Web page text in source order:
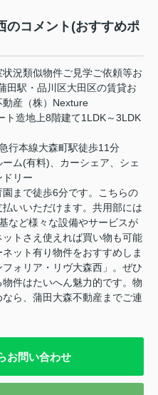
のコメント(おすすめポ
況類似物件ご見学ご依頼等お
田駅・品川区大田区の賃貸お
動産（株）Nexture
造地上8階建て1LDK～3LDK
行本線大森町駅徒歩11分
ム(有料)、カーシェア、シェ
ドリー
まで徒歩6分です。こちらの
いいただけます。共用部には
など様々な設備やサービスが
トさえ使えれば買い物も可能
ット有り物件をおすすめしま
ォリア・リヴ大森西」。ぜひ
件はたいへん魅力的です。物
ら、蒲田大森不動産までご連
お問い合わせ